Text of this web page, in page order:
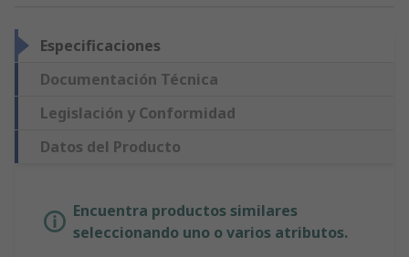
Especificaciones
Documentación Técnica
Legislación y Conformidad
Datos del Producto
Encuentra productos similares
seleccionando uno o varios atributos.